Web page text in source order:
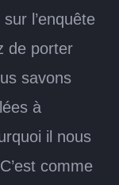
l’enquête
de porter
savons
à
il nous
comme